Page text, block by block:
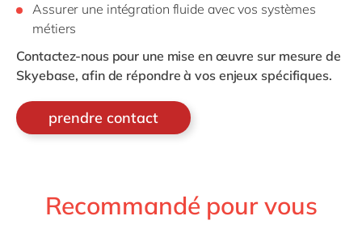
Assurer une intégration fluide avec vos systèmes
métiers
Contactez-nous pour une mise en œuvre sur mesure de
Skyebase,afin de répondre à vos enjeux spécifiques.
prendre contact
Recommandé pour vous